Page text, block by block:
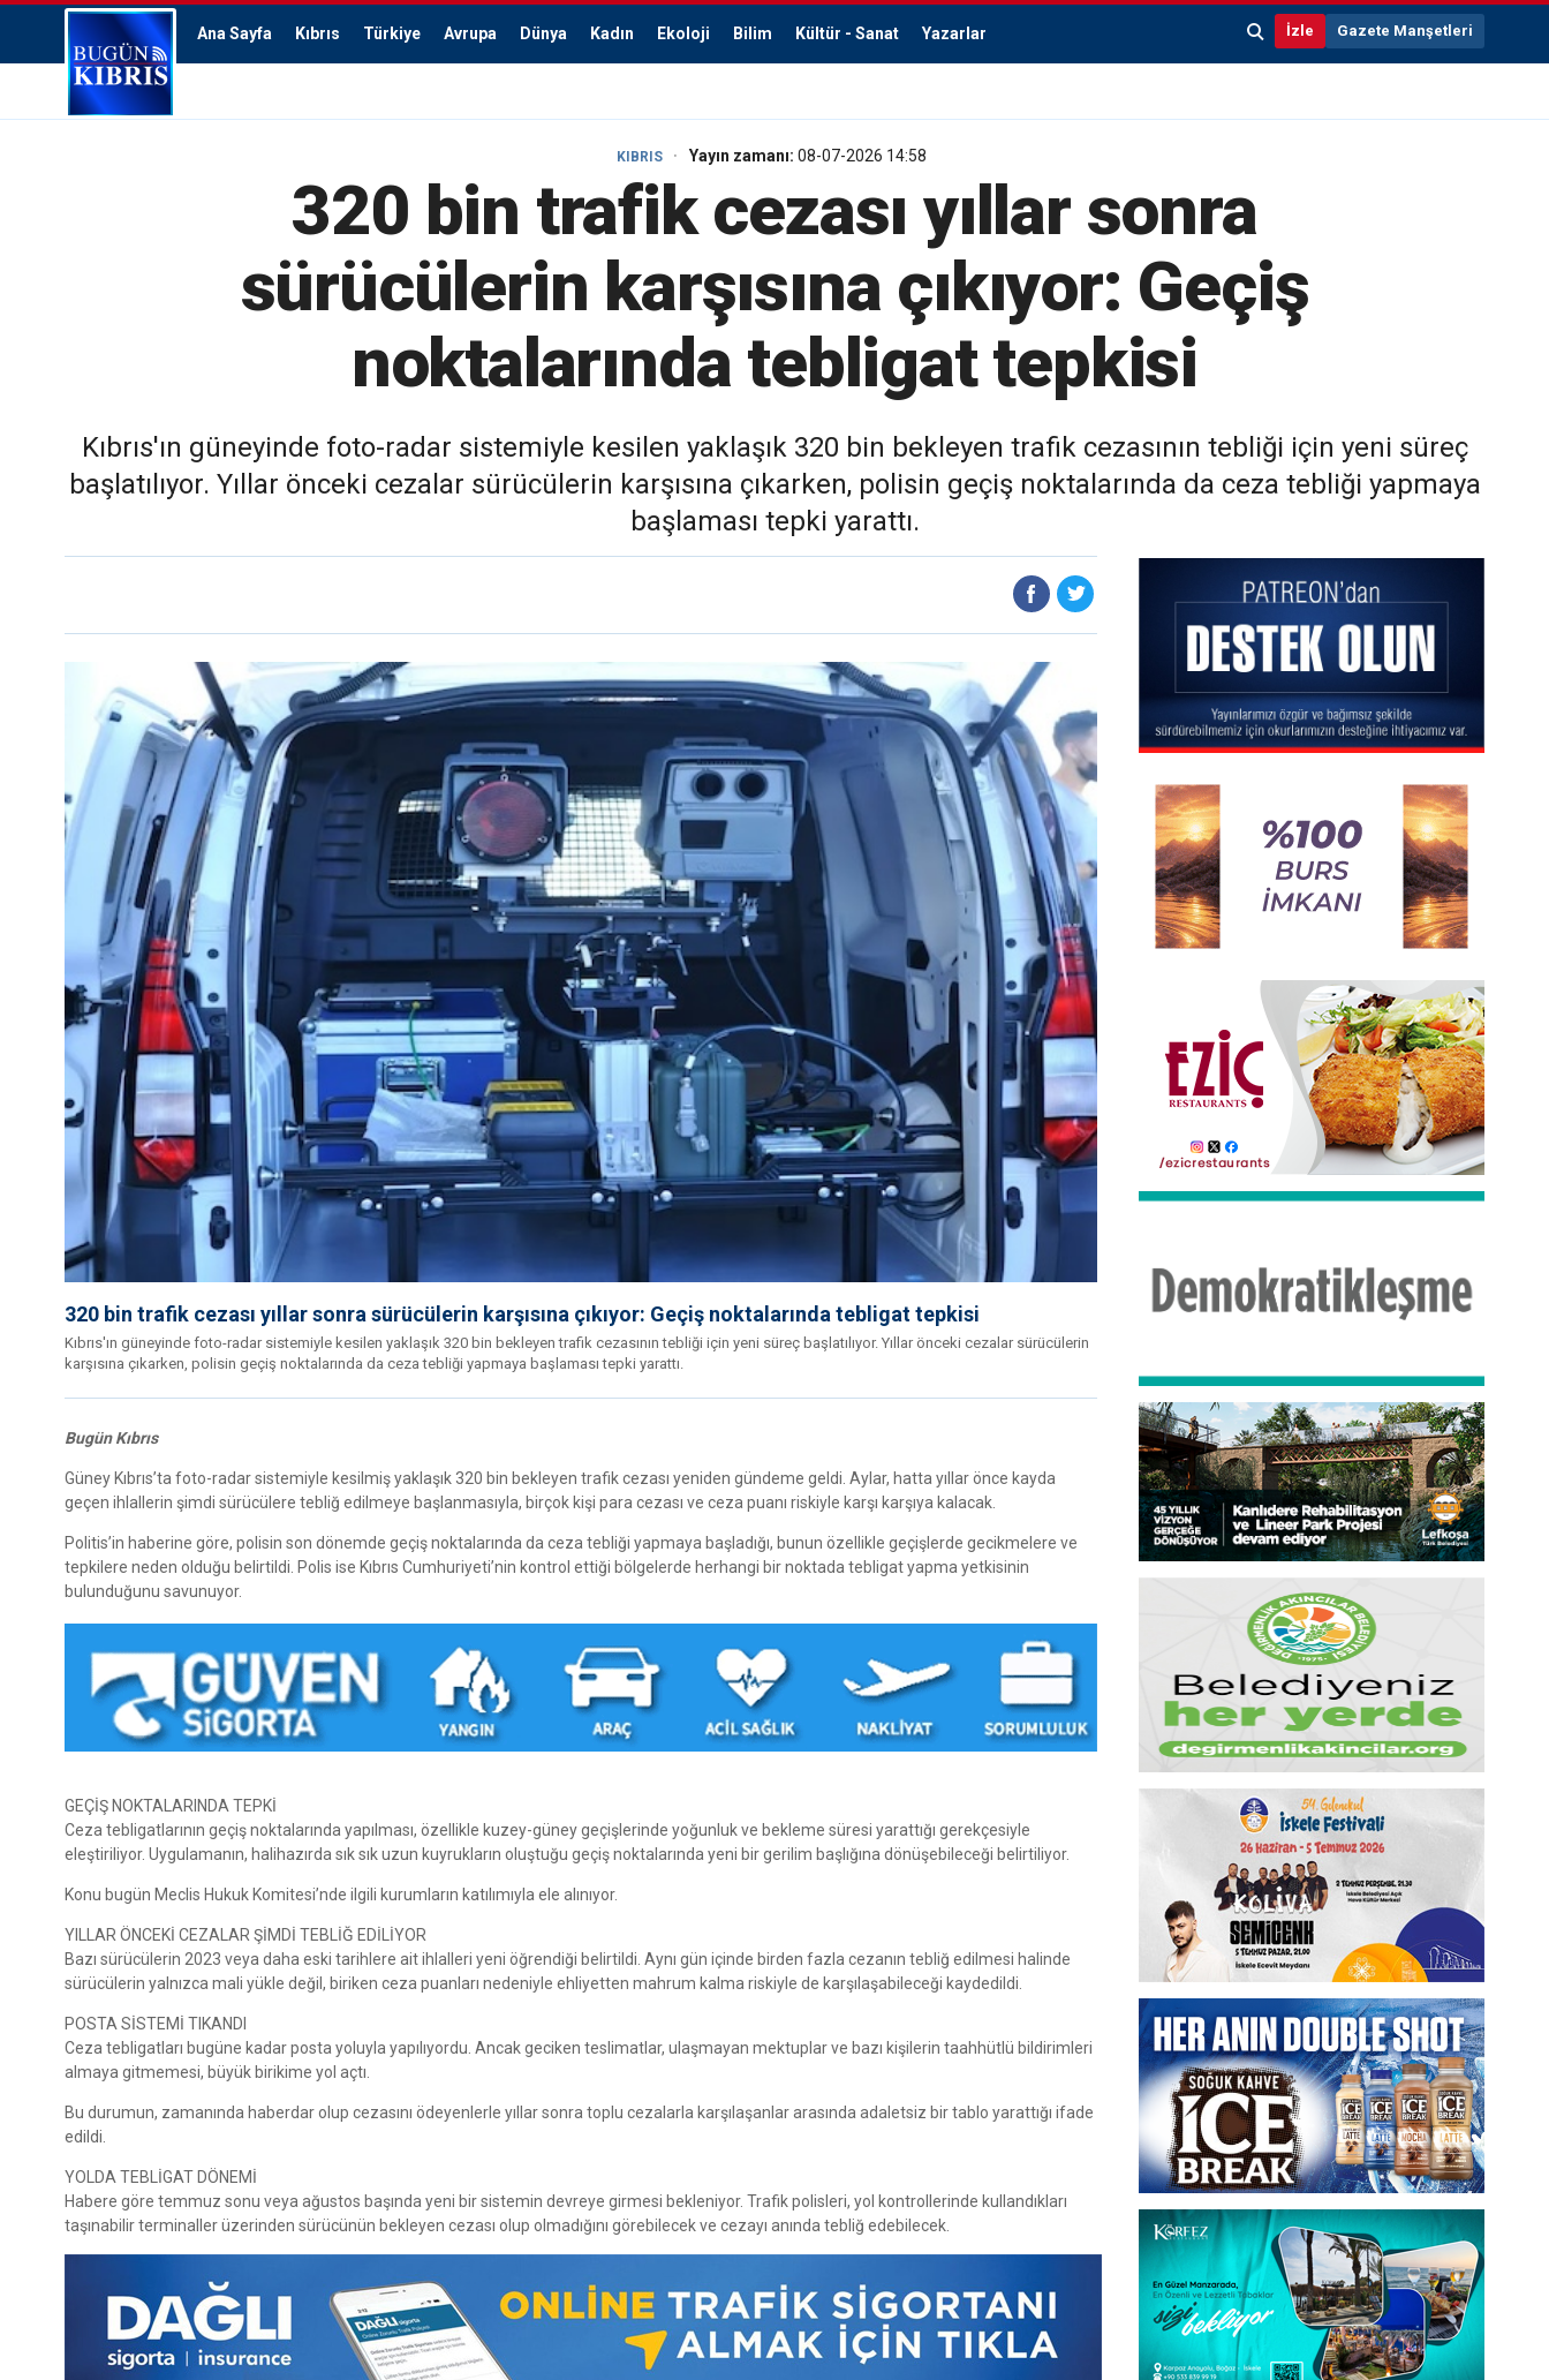
Ana Sayfa Kıbrıs Türkiye Avrupa Dünya Kadın Ekoloji Bilim Kültür - Sanat Yazarlar İzle Gazete Manşetleri
KIBRIS Yayın zamanı: 08-07-2026 14:58
320 bin trafik cezası yıllar sonra
sürücülerin karşısına çıkıyor: Geçiş
noktalarında tebligat tepkisi
Kıbrıs'ın güneyinde foto-radar sistemiyle kesilen yaklaşık 320 bin bekleyen trafik cezasının tebliği için yeni süreç
başlatılıyor. Yıllar önceki cezalar sürücülerin karşısına çıkarken, polisin geçiş noktalarında da ceza tebliği yapmaya
başlaması tepki yarattı.
320 bin trafik cezası yıllar sonra sürücülerin karşısına çıkıyor: Geçiş noktalarında tebligat tepkisi
Kıbrıs'ın güneyinde foto-radar sistemiyle kesilen yaklaşık 320 bin bekleyen trafik cezasının tebliği için yeni süreç başlatılıyor. Yıllar önceki cezalar sürücülerin
karşısına çıkarken, polisin geçiş noktalarında da ceza tebliği yapmaya başlaması tepki yarattı.
Bugün Kıbrıs
Güney Kıbrıs’ta foto-radar sistemiyle kesilmiş yaklaşık 320 bin bekleyen trafik cezası yeniden gündeme geldi. Aylar, hatta yıllar önce kayda
geçen ihlallerin şimdi sürücülere tebliğ edilmeye başlanmasıyla, birçok kişi para cezası ve ceza puanı riskiyle karşı karşıya kalacak.
Politis’in haberine göre, polisin son dönemde geçiş noktalarında da ceza tebliği yapmaya başladığı, bunun özellikle geçişlerde gecikmelere ve
tepkilere neden olduğu belirtildi. Polis ise Kıbrıs Cumhuriyeti’nin kontrol ettiği bölgelerde herhangi bir noktada tebligat yapma yetkisinin
bulunduğunu savunuyor.
GEÇİŞ NOKTALARINDA TEPKİ
Ceza tebligatlarının geçiş noktalarında yapılması, özellikle kuzey-güney geçişlerinde yoğunluk ve bekleme süresi yarattığı gerekçesiyle
eleştiriliyor. Uygulamanın, halihazırda sık sık uzun kuyrukların oluştuğu geçiş noktalarında yeni bir gerilim başlığına dönüşebileceği belirtiliyor.
Konu bugün Meclis Hukuk Komitesi’nde ilgili kurumların katılımıyla ele alınıyor.
YILLAR ÖNCEKİ CEZALAR ŞİMDİ TEBLİĞ EDİLİYOR
Bazı sürücülerin 2023 veya daha eski tarihlere ait ihlalleri yeni öğrendiği belirtildi. Aynı gün içinde birden fazla cezanın tebliğ edilmesi halinde
sürücülerin yalnızca mali yükle değil, biriken ceza puanları nedeniyle ehliyetten mahrum kalma riskiyle de karşılaşabileceği kaydedildi.
POSTA SİSTEMİ TIKANDI
Ceza tebligatları bugüne kadar posta yoluyla yapılıyordu. Ancak geciken teslimatlar, ulaşmayan mektuplar ve bazı kişilerin taahhütlü bildirimleri
almaya gitmemesi, büyük birikime yol açtı.
Bu durumun, zamanında haberdar olup cezasını ödeyenlerle yıllar sonra toplu cezalarla karşılaşanlar arasında adaletsiz bir tablo yarattığı ifade
edildi.
YOLDA TEBLİGAT DÖNEMİ
Habere göre temmuz sonu veya ağustos başında yeni bir sistemin devreye girmesi bekleniyor. Trafik polisleri, yol kontrollerinde kullandıkları
taşınabilir terminaller üzerinden sürücünün bekleyen cezası olup olmadığını görebilecek ve cezayı anında tebliğ edebilecek.